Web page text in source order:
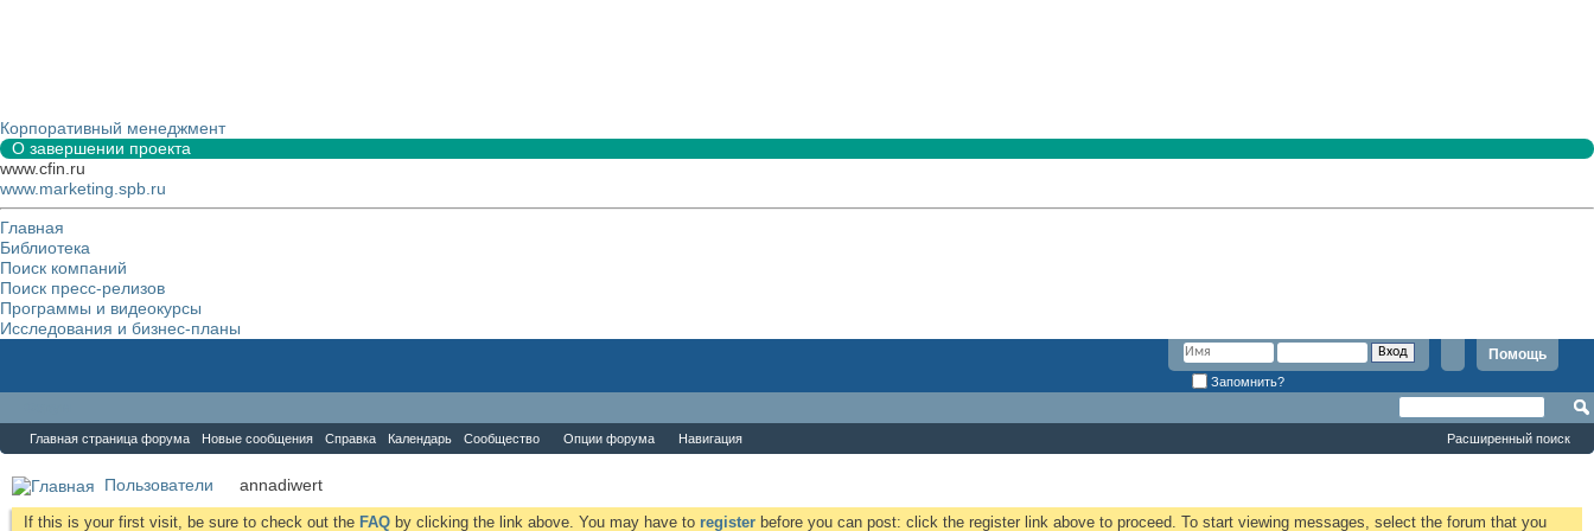
Корпоративный менеджмент
О завершении проекта
www.cfin.ru
www.marketing.spb.ru
Главная
Библиотека
Поиск компаний
Поиск пресс-релизов
Программы и видеокурсы
Исследования и бизнес-планы
Помощь
Запомнить?
Главная страница форума Новые сообщения Справка Календарь Сообщество Опции форума Навигация Расширенный поиск
Пользователи annadiwert
If this is your first visit, be sure to check out the FAQ by clicking the link above. You may have to register before you can post: click the register link above to proceed. To start viewing messages, select the forum that you